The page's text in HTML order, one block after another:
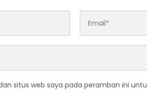
situs web saya pada peramban ini